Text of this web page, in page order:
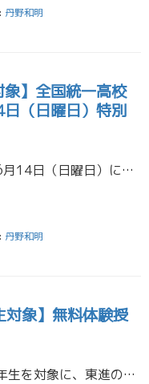
丹野和明
象】全国統一高校
（日曜日）特別
全国統一高校生テストが6月14日（日曜日）に開催されます。 ※各学年、定員になり次第締め切ります。 ※6/10（水）受付を終了させて頂きます。 今回は、特別無料になります。 対象は高校３年生・２年生・１年生 […]
丹野和明
対象】無料体験授
高校３年生・２年生・１年生を対象に、東進の一日無料体験を実施中です。 毎日のように、体験の申し込み・お問合せがあります。 心機一転、東進で学習を始めてみませんか。 お気軽に、お電話ください。 […]